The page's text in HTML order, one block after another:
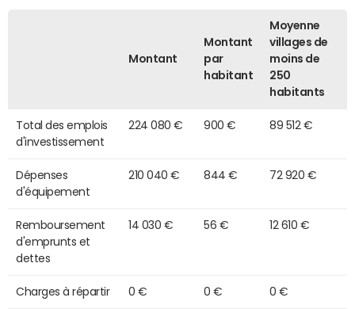
Montant
Montant
par
habitant
Moyenne
villages de
moins de
250
habitants
Total des emplois
d'investissement
224 080 € 900 € 89 512 €
Dépenses
d'équipement
210 040 € 844 € 72 920 €
Remboursement
d'emprunts et
dettes
14 030 € 56 € 12 610 €
Charges à répartir 0 € 0 € 0 €